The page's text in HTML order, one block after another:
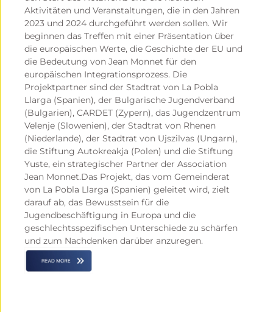
Aktivitäten und Veranstaltungen, die in den Jahren
2023 und 2024 durchgeführt werden sollen. Wir
beginnen das Treffen mit einer Präsentation über
die europäischen Werte, die Geschichte der EU und
die Bedeutung von Jean Monnet für den
europäischen Integrationsprozess. Die
Projektpartner sind der Stadtrat von La Pobla
Llarga (Spanien), der Bulgarische Jugendverband
(Bulgarien), CARDET (Zypern), das Jugendzentrum
Velenje (Slowenien), der Stadtrat von Rhenen
(Niederlande), der Stadtrat von Ujszilvas (Ungarn),
die Stiftung Autokreakja (Polen) und die Stiftung
Yuste, ein strategischer Partner der Association
Jean Monnet.Das Projekt, das vom Gemeinderat
von La Pobla Llarga (Spanien) geleitet wird, zielt
darauf ab, das Bewusstsein für die
Jugendbeschäftigung in Europa und die
geschlechtsspezifischen Unterschiede zu schärfen
und zum Nachdenken darüber anzuregen.